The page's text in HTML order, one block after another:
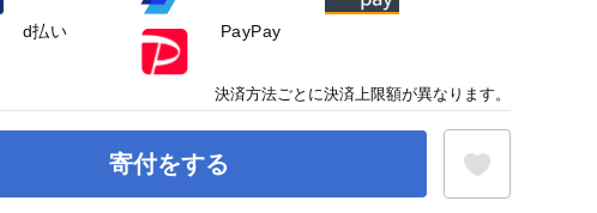
寄付をする
d払い PayPay
決済方法ごとに決済上限額が異なります。